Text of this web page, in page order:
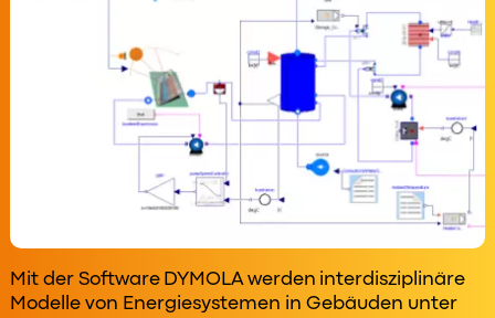
Mit der Software DYMOLA werden interdisziplinäre
Modelle von Energiesystemen in Gebäuden unter